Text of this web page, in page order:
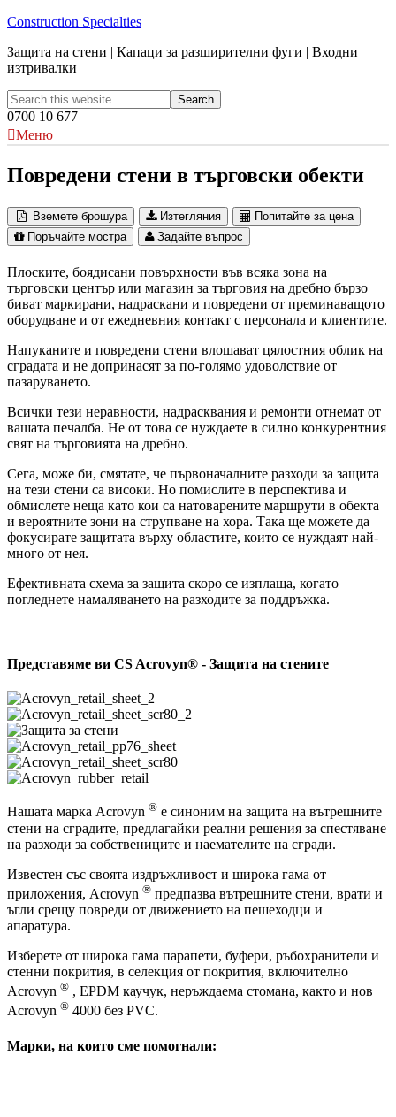
Construction Specialties
Защита на стени | Капаци за разширителни фуги | Входни
изтривалки
0700 10 677
Меню
Повредени стени в търговски обекти
Вземете брошура Изтегляния
Попитайте за цена
Поръчайте мостра
Задайте въпрос
Плоските, боядисани повърхности във всяка зона на
търговски център или магазин за търговия на дребно бързо
биват маркирани, надраскани и повредени от преминаващото
оборудване и от ежедневния контакт с персонала и клиентите.
Напуканите и повредени стени влошават цялостния облик на
сградата и не допринасят за по-голямо удоволствие от
пазаруването.
Всички тези неравности, надрасквания и ремонти отнемат от
вашата печалба. Не от това се нуждаете в силно конкурентния
свят на търговията на дребно.
Сега, може би, смятате, че първоначалните разходи за защита
на тези стени са високи. Но помислите в перспектива и
обмислете неща като кои са натоварените маршрути в обекта
и вероятните зони на струпване на хора. Така ще можете да
фокусирате защитата върху областите, които се нуждаят най-
много от нея.
Ефективната схема за защита скоро се изплаща, когато
погледнете намаляването на разходите за поддръжка.
Представяме ви CS Acrovyn® - Защита на стените
Нашата марка Acrovyn ® е синоним на защита на вътрешните
стени на сградите, предлагайки реални решения за спестяване
на разходи за собствениците и наемателите на сгради.
Известен със своята издръжливост и широка гама от
приложения, Acrovyn ® предпазва вътрешните стени, врати и
ъгли срещу повреди от движението на пешеходци и
апаратура.
Изберете от широка гама парапети, буфери, ръбохранители и
стенни покрития, в селекция от покрития, включително
Acrovyn ® , EPDM каучук, неръждаема стомана, както и нов
Acrovyn ® 4000 без PVC.
Марки, на които сме помогнали: